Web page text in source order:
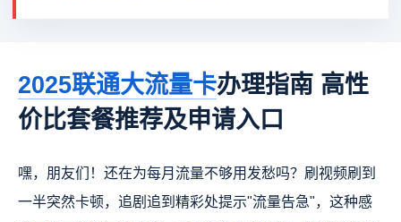
2025联通大流量卡办理指南 高性
价比套餐推荐及申请入口
嘿，朋友们！还在为每月流量不够用发愁吗？刷视频刷到
一半突然卡顿，追剧追到精彩处提示"流量告急"，这种感